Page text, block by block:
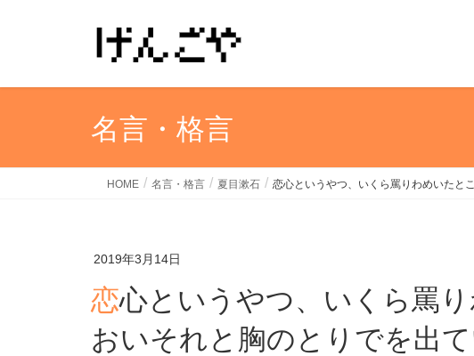
名言・格言
HOME 名言・格言 夏目漱石 恋心というやつ、いくら罵りわめいたと
2019年3月14日
恋心というやつ、いくら罵りわめいたところで、
おいそれと胸のとりでを出